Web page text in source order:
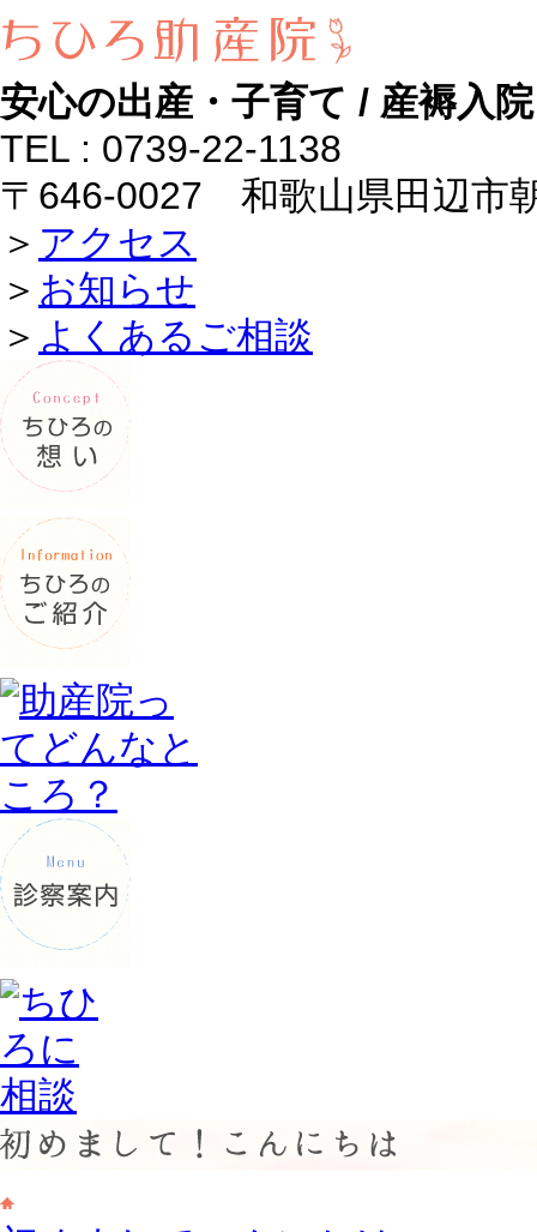
安心の出産・子育て / 産褥入
TEL : 0739-22-1138
〒646-0027 和歌山県田辺市
＞ アクセス
＞ お知らせ
＞ よくあるご相談